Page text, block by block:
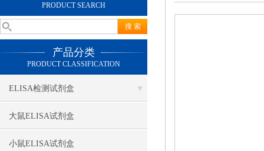
PRODUCT SEARCH
产品分类
PRODUCT CLASSIFICATION
ELISA检测试剂盒
大鼠ELISA试剂盒
小鼠ELISA试剂盒